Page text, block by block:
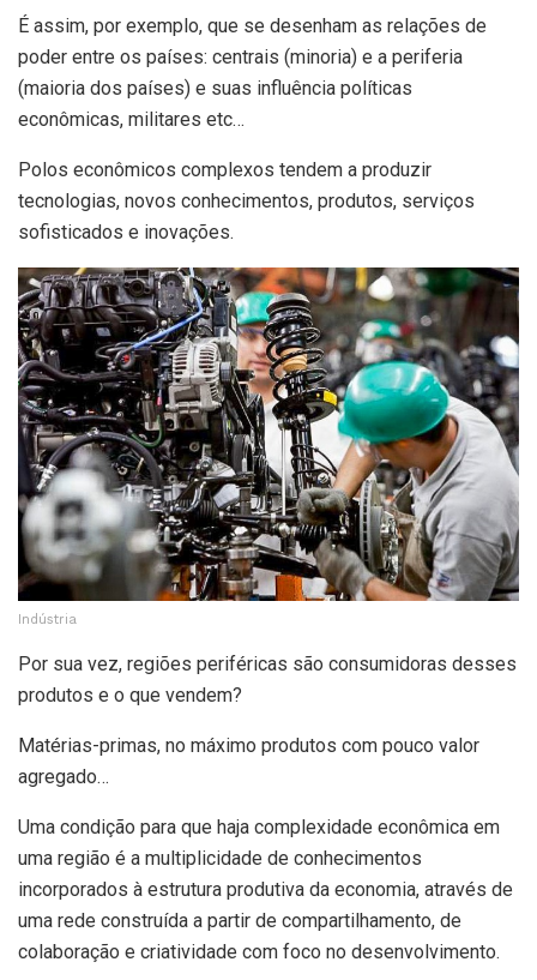
É assim, por exemplo, que se desenham as relações de
poder entre os países: centrais (minoria) e a periferia
(maioria dos países) e suas influência políticas
econômicas, militares etc…
Polos econômicos complexos tendem a produzir
tecnologias, novos conhecimentos, produtos, serviços
sofisticados e inovações.
Indústria
Por sua vez, regiões periféricas são consumidoras desses
produtos e o que vendem?
Matérias-primas, no máximo produtos com pouco valor
agregado…
Uma condição para que haja complexidade econômica em
uma região é a multiplicidade de conhecimentos
incorporados à estrutura produtiva da economia, através de
uma rede construída a partir de compartilhamento, de
colaboração e criatividade com foco no desenvolvimento.